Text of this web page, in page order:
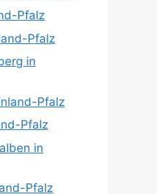
Pfalz
Pfalz
in
Pfalz
Pfalz
in
Pfalz